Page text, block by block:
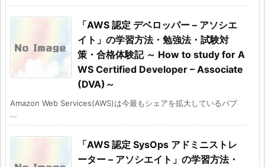
「AWS 認定 デベロッパー – アソシエ
イト」の学習方法・勉強法・試験対
策・合格体験記 ～ How to study for A
WS Certified Developer – Associate
(DVA)～
Amazon Web Services(AWS)は今最もシェアを拡大しているパブ
...
「AWS 認定 SysOps アドミニストレ
ーター – アソシエイト」の学習方法・